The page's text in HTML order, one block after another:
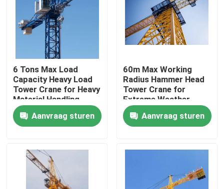
Fabrieksreis
Kwaliteitscontrole
Contacteer ons
Vraag een offerte aan
Torenkraan met platte kop
Kraan van de hamer de Hoofdtoren
6 Tons Max Load
Capacity Heavy Load
Tower Crane for Heavy
Material Handling
Requirements
Aanvraag sturen
60m Max Working
Radius Hammer Head
Tower Crane for
Extreme Weather
Conditions
Construction
Aanvraag sturen